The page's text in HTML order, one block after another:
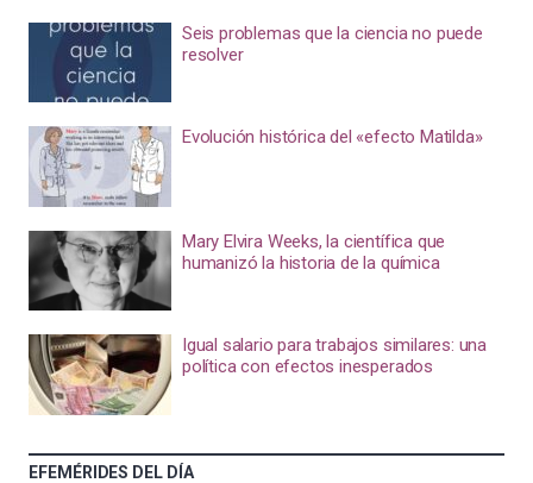
Seis problemas que la ciencia no puede
resolver
Evolución histórica del «efecto Matilda»
Mary Elvira Weeks, la científica que
humanizó la historia de la química
Igual salario para trabajos similares: una
política con efectos inesperados
EFEMÉRIDES DEL DÍA